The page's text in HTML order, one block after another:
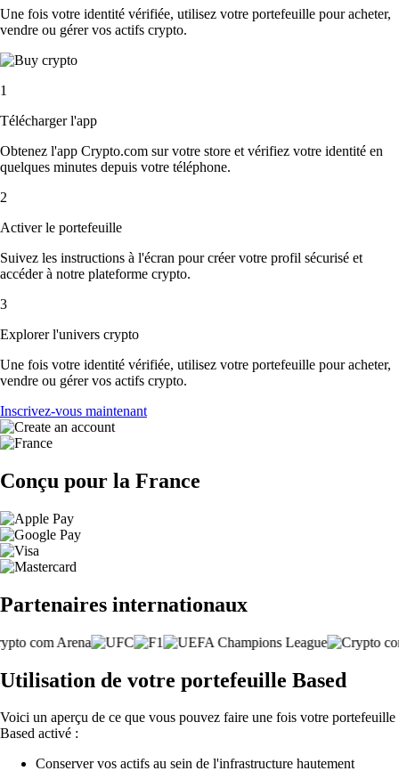
Une fois votre identité vérifiée, utilisez votre portefeuille pour acheter,
vendre ou gérer vos actifs crypto.
1
Télécharger l'app
Obtenez l'app Crypto.com sur votre store et vérifiez votre identité en
quelques minutes depuis votre téléphone.
2
Activer le portefeuille
Suivez les instructions à l'écran pour créer votre profil sécurisé et
accéder à notre plateforme crypto.
3
Explorer l'univers crypto
Une fois votre identité vérifiée, utilisez votre portefeuille pour acheter,
vendre ou gérer vos actifs crypto.
Inscrivez-vous maintenant
Conçu pour la France
Partenaires internationaux
Utilisation de votre portefeuille Based
Voici un aperçu de ce que vous pouvez faire une fois votre portefeuille
Based activé :
Conserver vos actifs au sein de l'infrastructure hautement